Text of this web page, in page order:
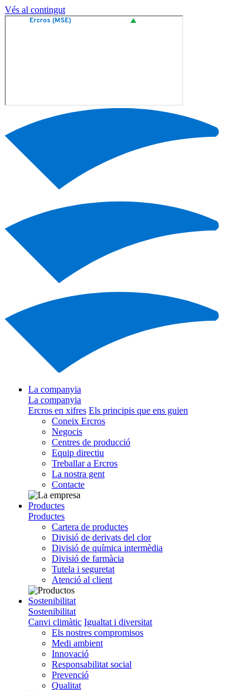
Vés al contingut
La companyia
La companyia
Ercros en xifres Els principis que ens guien
Coneix Ercros
Negocis
Centres de producció
Equip directiu
Treballar a Ercros
La nostra gent
Contacte
Productes
Productes
Cartera de productes
Divisió de derivats del clor
Divisió de química intermèdia
Divisió de farmàcia
Tutela i seguretat
Atenció al client
Sostenibilitat
Sostenibilitat
Canvi climàtic Igualtat i diversitat
Els nostres compromisos
Medi ambient
Innovació
Responsabilitat social
Prevenció
Qualitat